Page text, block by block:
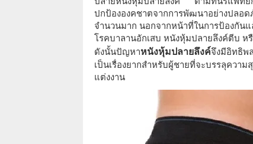
ปกป้ององคชาตจากการพัฒนาอย่างปล
จำนวนมาก นอกจากหน้าที่ในการป้องกัน
โรคบาลานอักเสบ หนังหุ้มปลายลึงค์ตีบ ห
ดังนั้นปัญหาหนังหุ้มปลายลึงค์จึงมีอิทธิพ
เป็นเรื่องยากสำหรับผู้ชายที่จะบรรลุคว
แต่งงาน